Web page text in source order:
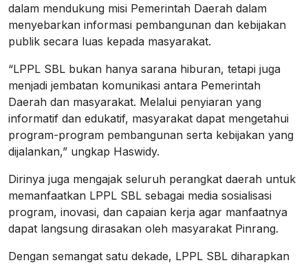
dalam mendukung misi Pemerintah Daerah dalam
menyebarkan informasi pembangunan dan kebijakan
publik secara luas kepada masyarakat.
“LPPL SBL bukan hanya sarana hiburan, tetapi juga
menjadi jembatan komunikasi antara Pemerintah
Daerah dan masyarakat. Melalui penyiaran yang
informatif dan edukatif, masyarakat dapat mengetahui
program-program pembangunan serta kebijakan yang
dijalankan,” ungkap Haswidy.
Dirinya juga mengajak seluruh perangkat daerah untuk
memanfaatkan LPPL SBL sebagai media sosialisasi
program, inovasi, dan capaian kerja agar manfaatnya
dapat langsung dirasakan oleh masyarakat Pinrang.
Dengan semangat satu dekade, LPPL SBL diharapkan